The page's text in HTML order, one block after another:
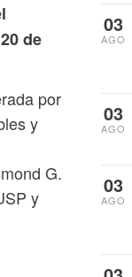
de
por
y
G.
y
03
AGO
03
AGO
03
AGO